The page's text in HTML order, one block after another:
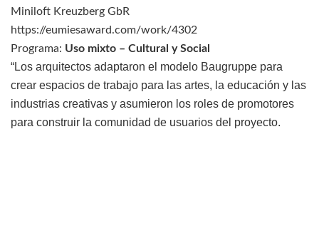
Miniloft Kreuzberg GbR
https://eumiesaward.com/work/4302
Programa: Uso mixto – Cultural y Social
“Los arquitectos adaptaron el modelo Baugruppe para
crear espacios de trabajo para las artes, la educación y las
industrias creativas y asumieron los roles de promotores
para construir la comunidad de usuarios del proyecto.